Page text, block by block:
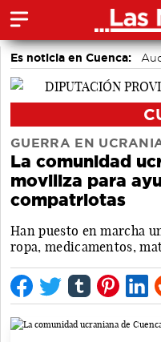
Es noticia en Cuenca:
GUERRA EN
La comunidad
moviliza para
compatriotas
Han puesto en marcha
ropa, medicamentos,